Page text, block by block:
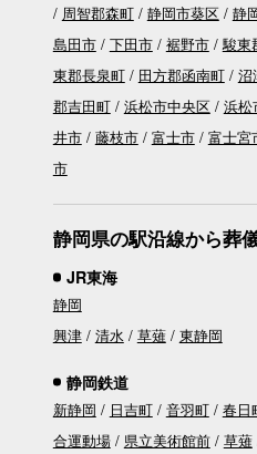
周智郡森町
静岡市葵区 静
島田市
下田市 裾野市 駿東
東郡長泉町
田方郡函南町 沼
郡吉田町
浜松市中央区 浜松
井市
藤枝市 富士市 富士宮
市
静岡県の駅沿線から葬
JR東海
静岡
興津
清水 草薙 東静岡
静岡鉄道
新静岡 日吉町 音羽町 春日
合運動場
県立美術館前 草薙